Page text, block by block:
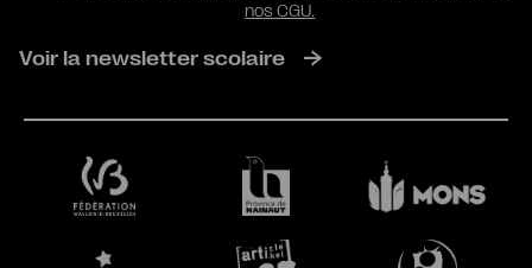
nos CGU.
Voir la newsletter scolaire